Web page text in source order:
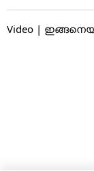
Video |